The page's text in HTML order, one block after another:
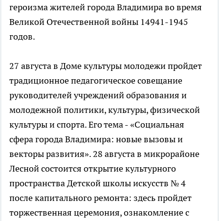
героизма жителей города Владимира во время
Великой Отечественной войны 14941-1945
годов.
27 августа в Доме культуры молодежи пройдет
традиционное педагогическое совещание
руководителей учреждений образования и
молодежной политики, культуры, физической
культуры и спорта. Его тема - «Социальная
сфера города Владимира: новые вызовы и
векторы развития». 28 августа в микрорайоне
Лесной состоится открытие культурного
пространства Детской школы искусств № 4
после капитального ремонта: здесь пройдет
торжественная церемония, ознакомление с